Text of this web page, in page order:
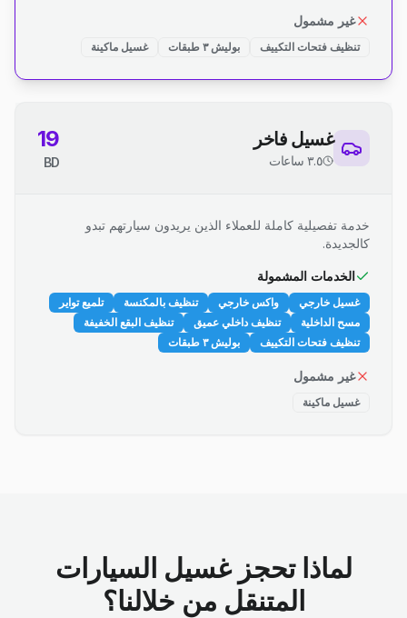
غير مشمول
تنظيف فتحات التكييف بوليش ٣ طبقات غسيل ماكينة
غسيل فاخر
٣.٥ ساعات
19
BD
خدمة تفصيلية كاملة للعملاء الذين يريدون سيارتهم تبدو
كالجديدة.
الخدمات المشمولة
غسيل خارجي واكس خارجي تنظيف بالمكنسة
تلميع تواير
مسح الداخلية
تنظيف داخلي عميق
تنظيف البقع الخفيفة
تنظيف فتحات التكييف
بوليش ٣ طبقات
غير مشمول
غسيل ماكينة
لماذا تحجز غسيل السيارات
المتنقل من خلالنا؟